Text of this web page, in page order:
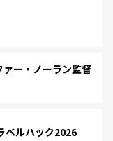
ー・ノーラン監督
ルハック2026